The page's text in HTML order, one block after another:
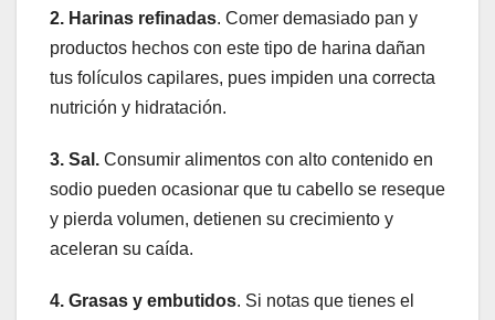
2. Harinas refinadas. Comer demasiado pan y
productos hechos con este tipo de harina dañan
tus folículos capilares, pues impiden una correcta
nutrición y hidratación.
3. Sal. Consumir alimentos con alto contenido en
sodio pueden ocasionar que tu cabello se reseque
y pierda volumen, detienen su crecimiento y
aceleran su caída.
4. Grasas y embutidos. Si notas que tienes el